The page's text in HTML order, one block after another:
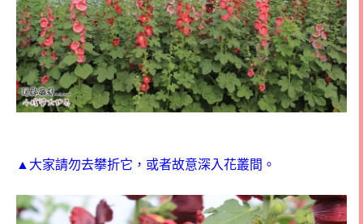
▲大家請勿去攀折它，或者故意深入花叢間。